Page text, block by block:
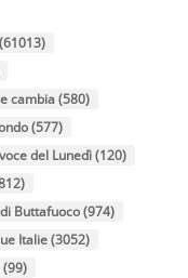
cambia(580)
(577)
del Lunedì(120)
Buttafuoco(974)
Italie(3052)
(99)